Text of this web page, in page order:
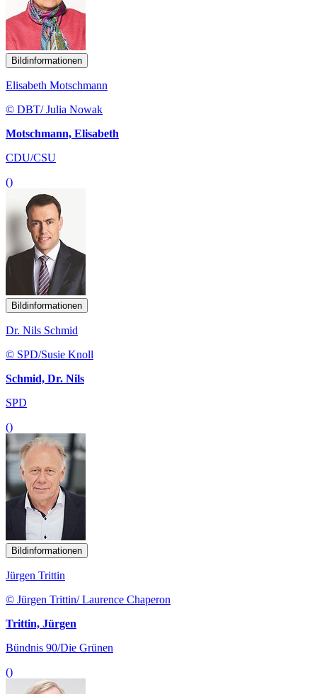
Bildinformationen
Elisabeth Motschmann
© DBT/ Julia Nowak
Motschmann, Elisabeth
CDU/CSU
()
Bildinformationen
Dr. Nils Schmid
© SPD/Susie Knoll
Schmid, Dr. Nils
SPD
()
Bildinformationen
Jürgen Trittin
© Jürgen Trittin/ Laurence Chaperon
Trittin, Jürgen
Bündnis 90/Die Grünen
()